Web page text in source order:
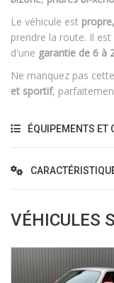
Le véhicule est
prendre la route. Il
d'une garantie de 6 à
Ne manquez pas
et sportif,
ÉQUIPEMENTS ET
VÉHICULES